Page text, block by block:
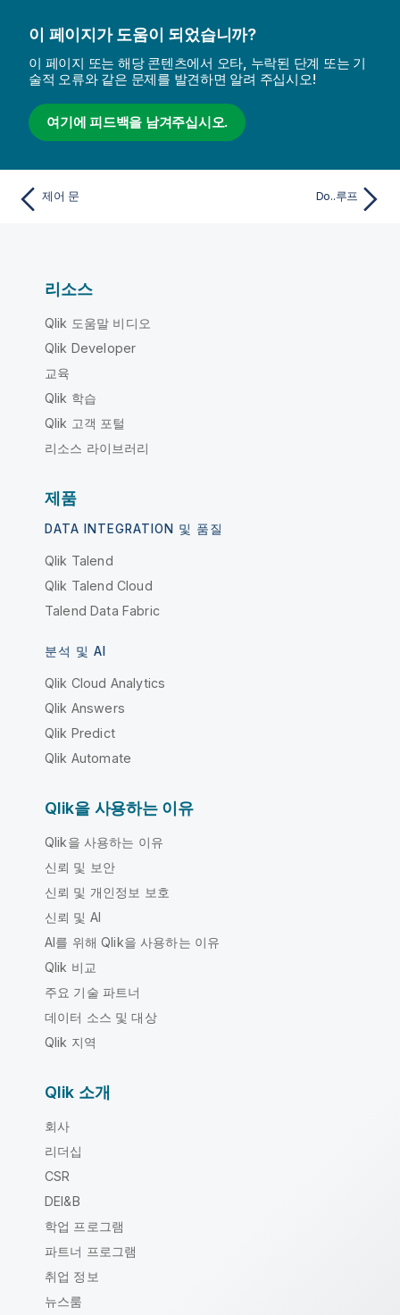
이 페이지가 도움이 되었습니까?
이 페이지 또는 해당 콘텐츠에서 오타, 누락된 단계 또는 기
술적 오류와 같은 문제를 발견하면 알려 주십시오!
여기에 피드백을 남겨주십시오.
제어 문 Do..루프
리소스
Qlik 도움말 비디오
Qlik Developer
교육
Qlik 학습
Qlik 고객 포털
리소스 라이브러리
제품
DATA INTEGRATION 및 품질
Qlik Talend
Qlik Talend Cloud
Talend Data Fabric
분석 및 AI
Qlik Cloud Analytics
Qlik Answers
Qlik Predict
Qlik Automate
Qlik을 사용하는 이유
Qlik을 사용하는 이유
신뢰 및 보안
신뢰 및 개인정보 보호
신뢰 및 AI
AI를 위해 Qlik을 사용하는 이유
Qlik 비교
주요 기술 파트너
데이터 소스 및 대상
Qlik 지역
Qlik 소개
회사
리더십
CSR
DEI&B
학업 프로그램
파트너 프로그램
취업 정보
뉴스룸